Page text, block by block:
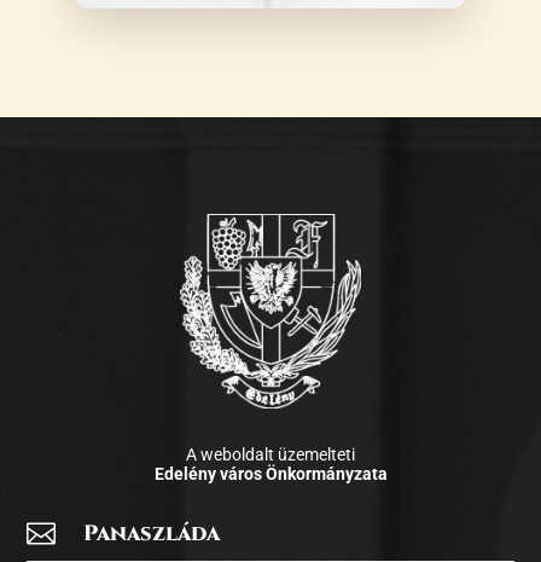
A weboldalt üzemelteti
Edelény város Önkormányzata
 Panaszláda